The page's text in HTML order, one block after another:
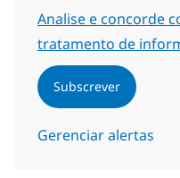
Required
Analise e concorde
tratamento de
Subscrever
Gerenciar alertas